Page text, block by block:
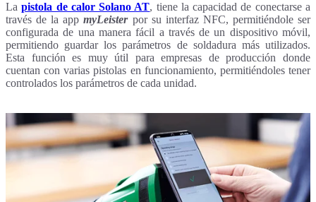
Lapistola de calor Solano AT, tiene la capacidad de conectarse a
través de la appmyLeisterpor su interfaz NFC, permitiéndole ser
configurada de una manera fácil a través de un dispositivo móvil,
permitiendo guardar los parámetros de soldadura más utilizados.
Esta función es muy útil para empresas de producción donde
cuentan con varias pistolas en funcionamiento, permitiéndoles tener
controlados los parámetros de cada unidad.